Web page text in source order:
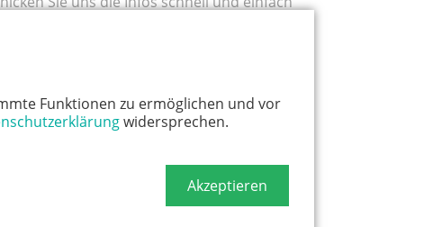
Funktionen zu ermöglichen und vor
widersprechen.
Akzeptieren
schicken Sie eine Mail an